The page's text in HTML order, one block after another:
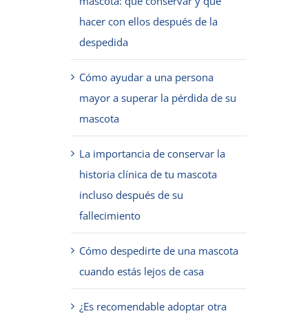
hacer con ellos después de la
despedida
Cómo ayudar a una persona
mayor a superar la pérdida de su
mascota
La importancia de conservar la
historia clínica de tu mascota
incluso después de su
fallecimiento
Cómo despedirte de una mascota
cuando estás lejos de casa
¿Es recomendable adoptar otra